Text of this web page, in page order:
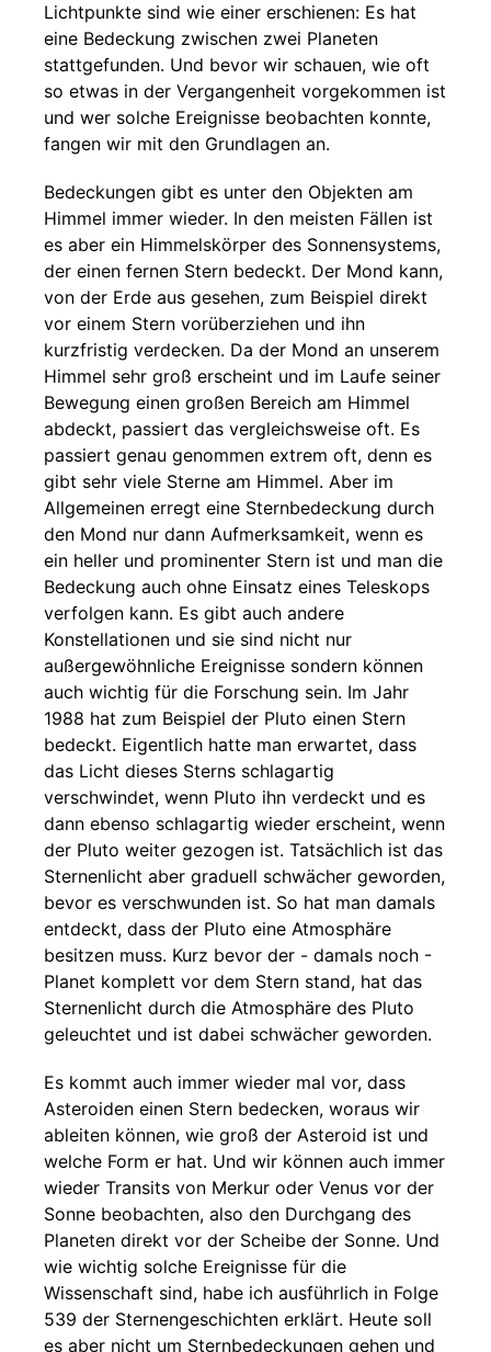
Lichtpunkte sind wie einer erschienen: Es hat
eine Bedeckung zwischen zwei Planeten
stattgefunden. Und bevor wir schauen, wie oft
so etwas in der Vergangenheit vorgekommen ist
und wer solche Ereignisse beobachten konnte,
fangen wir mit den Grundlagen an.
Bedeckungen gibt es unter den Objekten am
Himmel immer wieder. In den meisten Fällen ist
es aber ein Himmelskörper des Sonnensystems,
der einen fernen Stern bedeckt. Der Mond kann,
von der Erde aus gesehen, zum Beispiel direkt
vor einem Stern vorüberziehen und ihn
kurzfristig verdecken. Da der Mond an unserem
Himmel sehr groß erscheint und im Laufe seiner
Bewegung einen großen Bereich am Himmel
abdeckt, passiert das vergleichsweise oft. Es
passiert genau genommen extrem oft, denn es
gibt sehr viele Sterne am Himmel. Aber im
Allgemeinen erregt eine Sternbedeckung durch
den Mond nur dann Aufmerksamkeit, wenn es
ein heller und prominenter Stern ist und man die
Bedeckung auch ohne Einsatz eines Teleskops
verfolgen kann. Es gibt auch andere
Konstellationen und sie sind nicht nur
außergewöhnliche Ereignisse sondern können
auch wichtig für die Forschung sein. Im Jahr
1988 hat zum Beispiel der Pluto einen Stern
bedeckt. Eigentlich hatte man erwartet, dass
das Licht dieses Sterns schlagartig
verschwindet, wenn Pluto ihn verdeckt und es
dann ebenso schlagartig wieder erscheint, wenn
der Pluto weiter gezogen ist. Tatsächlich ist das
Sternenlicht aber graduell schwächer geworden,
bevor es verschwunden ist. So hat man damals
entdeckt, dass der Pluto eine Atmosphäre
besitzen muss. Kurz bevor der - damals noch -
Planet komplett vor dem Stern stand, hat das
Sternenlicht durch die Atmosphäre des Pluto
geleuchtet und ist dabei schwächer geworden.
Es kommt auch immer wieder mal vor, dass
Asteroiden einen Stern bedecken, woraus wir
ableiten können, wie groß der Asteroid ist und
welche Form er hat. Und wir können auch immer
wieder Transits von Merkur oder Venus vor der
Sonne beobachten, also den Durchgang des
Planeten direkt vor der Scheibe der Sonne. Und
wie wichtig solche Ereignisse für die
Wissenschaft sind, habe ich ausführlich in Folge
539 der Sternengeschichten erklärt. Heute soll
es aber nicht um Sternbedeckungen gehen und